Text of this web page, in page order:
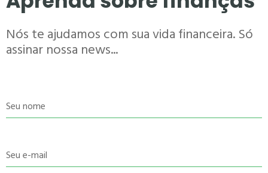
Nós te ajudamos com sua vida financeira. Só
assinar nossa news...
Seu nome
Seu e-mail